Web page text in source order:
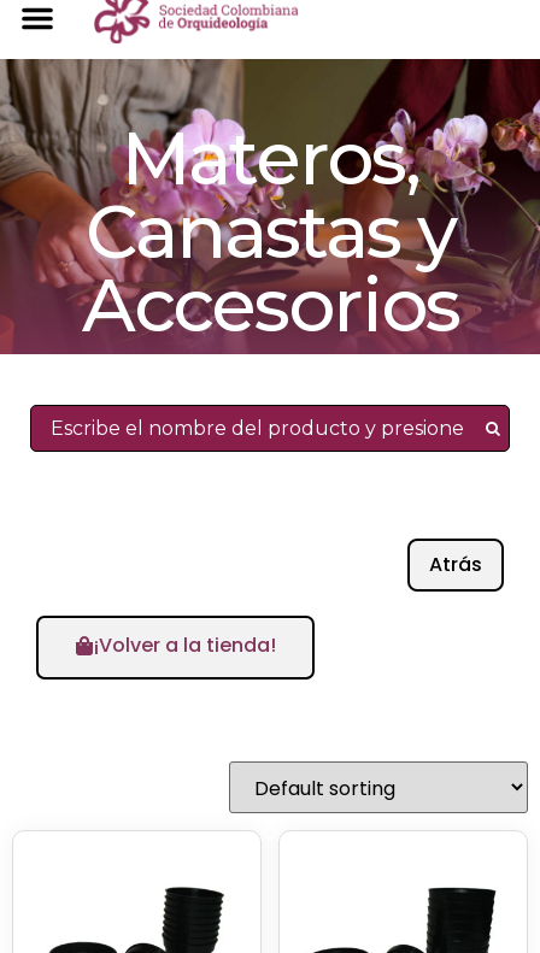
Materos,
Canastas y
Accesorios
Atrás
¡Volver a la tienda!